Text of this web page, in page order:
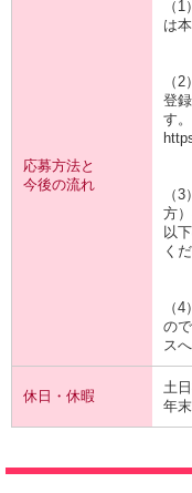
応募方法と
今後の流れ
（
は
（
登
す。
（
方
以
く
（
の
ス
休日・休暇
土
年